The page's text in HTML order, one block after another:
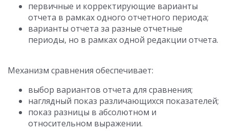
первичные и корректирующие варианты
отчета в рамках одного отчетного периода;
варианты отчета за разные отчетные
периоды, но в рамках одной редакции отчета.
Механизм сравнения обеспечивает:
выбор вариантов отчета для сравнения;
наглядный показ различающихся показателей;
показ разницы в абсолютном и
относительном выражении.